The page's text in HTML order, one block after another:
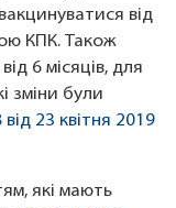
від
КПК. Також
6 місяців, для
зміни були
23 квітня 2019
які мають